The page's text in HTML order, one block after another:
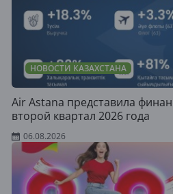
НОВОСТИ КАЗАХСТАНА
Air Astana представила
второй квартал 2026 года
06.08.2026